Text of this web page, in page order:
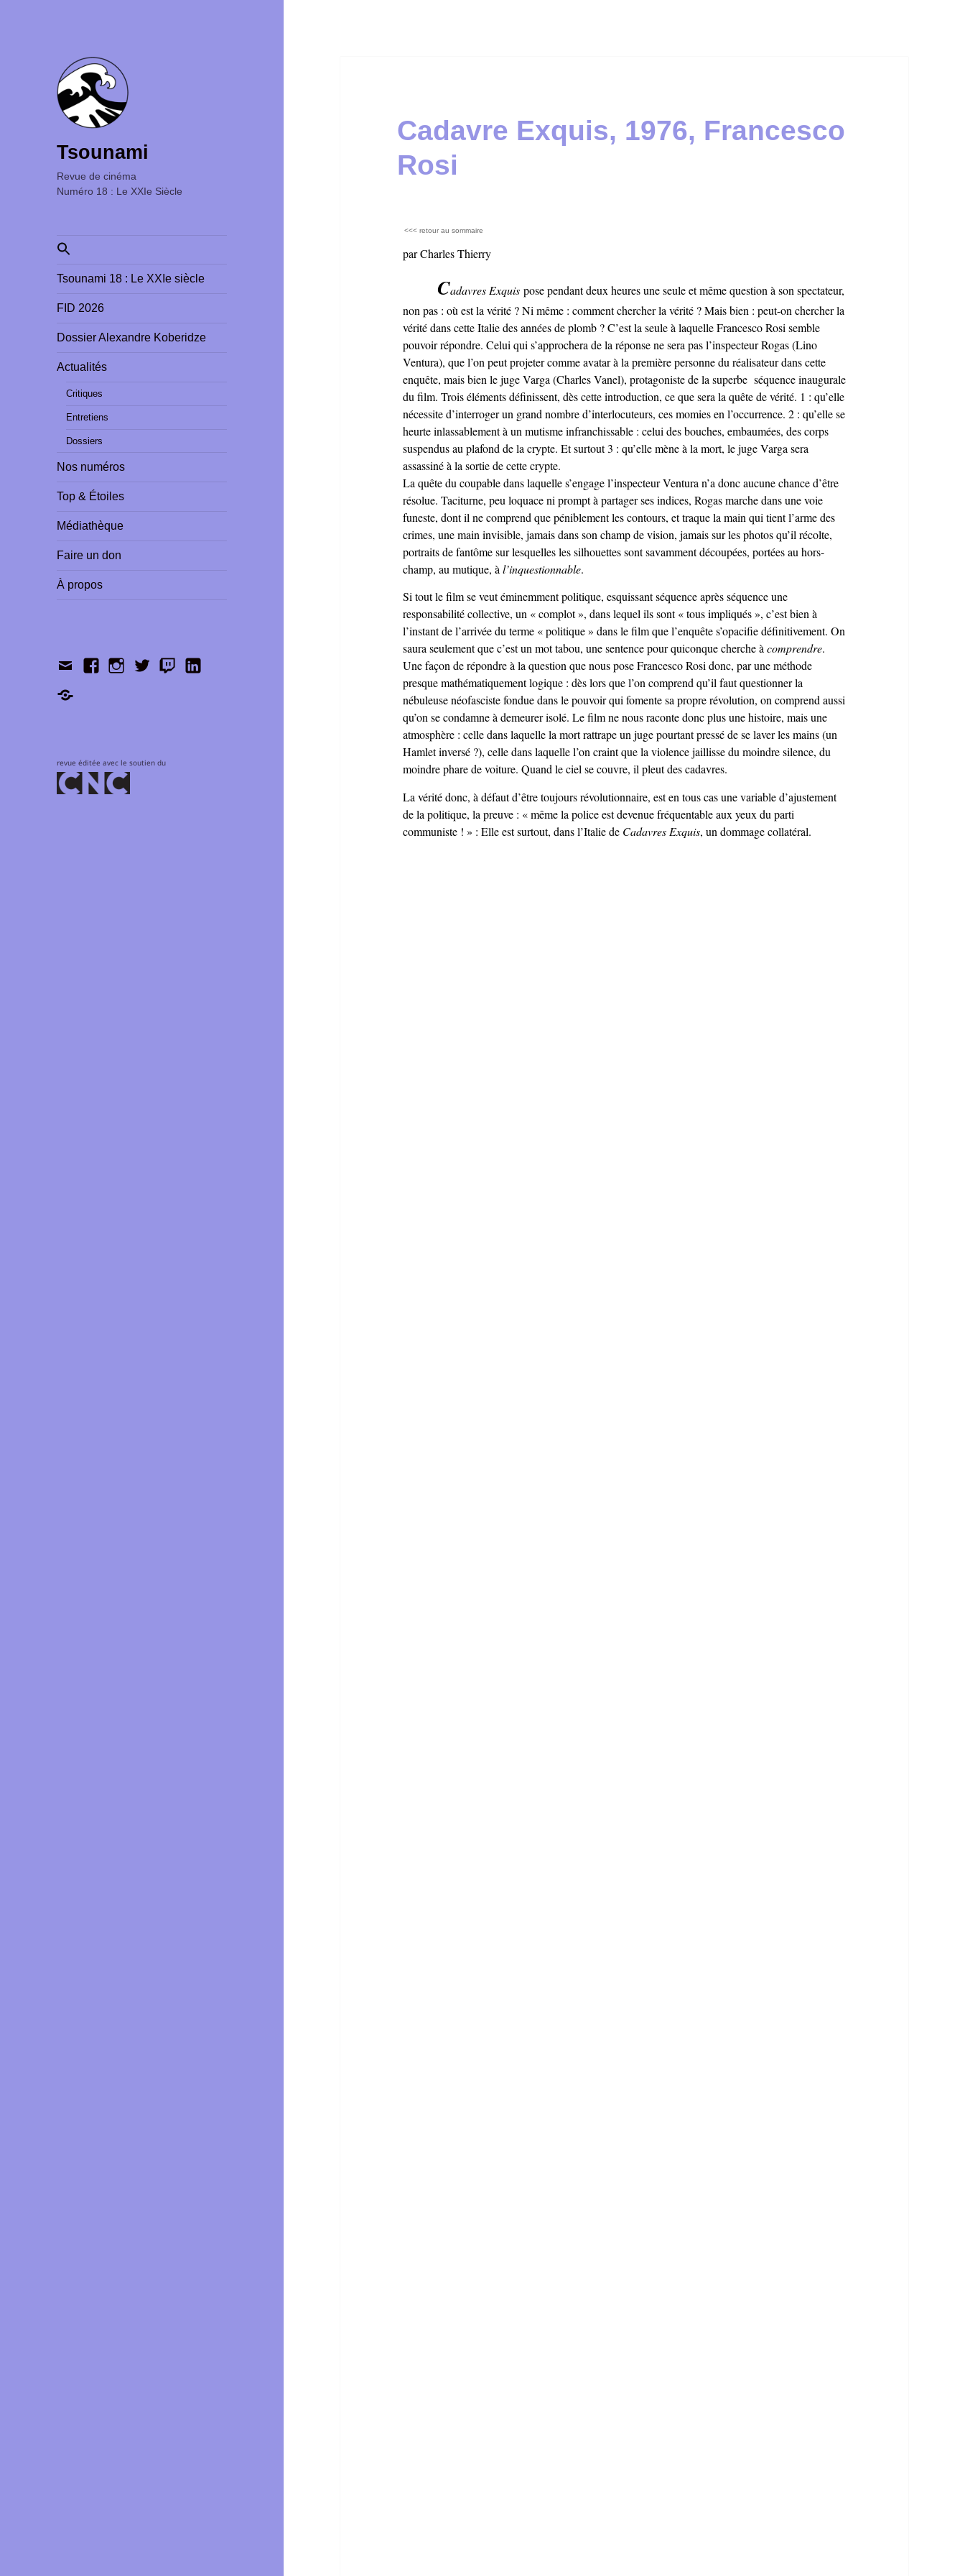
Tsounami
Revue de cinéma ‎ ‎ ‎ ‎ ‎ ‎ ‎ ‎ ‎ ‎ ‎ ‎ ‎ ‎ ‎ ‎ ‎ ‎ ‎ ‎ ‎ ‎ ‎ ‎ ‎ ‎
Numéro 18 : Le XXIe Siècle
Search
for:
Tsounami 18 : Le XXIe siècle
FID 2026
Dossier Alexandre Koberidze
Actualités
Critiques
Entretiens
Dossiers
Nos numéros
Top & Étoiles
Médiathèque
Faire un don
À propos
ContactFacebookInstagramTwitterTwitchLinkedIn
Shop
revue éditée avec le soutien du
Cadavre Exquis, 1976, Francesco
Rosi
<<< retour au sommaire